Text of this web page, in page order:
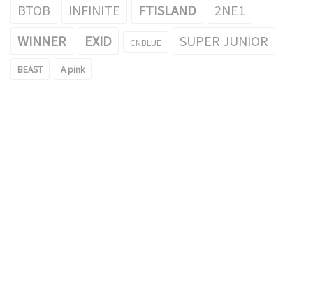
BTOB INFINITE FTISLAND
2NE1
WINNER
EXID CNBLUE SUPER JUNIOR
BEAST A pink